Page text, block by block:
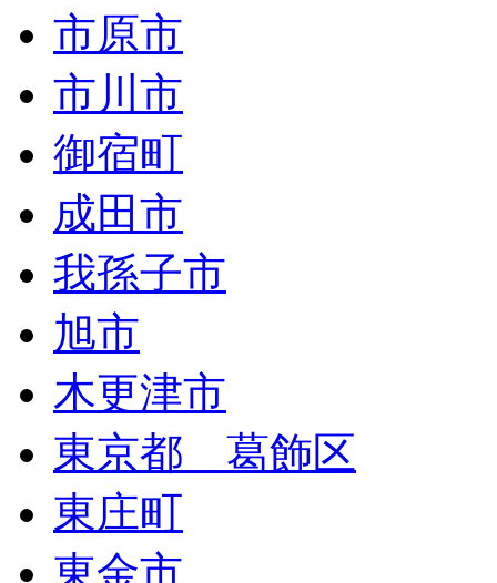
市原市
市川市
御宿町
成田市
我孫子市
旭市
木更津市
東京都 葛飾区
東庄町
東金市